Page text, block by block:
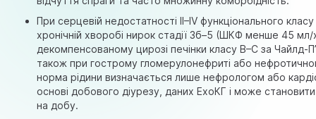
При серцевій недостатності II–IV функціонального
хронічній хворобі нирок стадії 3б–5 (ШКФ менше 45
декомпенсованому цирозі печінки класу B–C за Чайлд-
також при гострому гломерулонефриті або
норма рідини визначається лише нефрологом або
основі добового діурезу, даних ЕхоКГ і може становити
на добу.